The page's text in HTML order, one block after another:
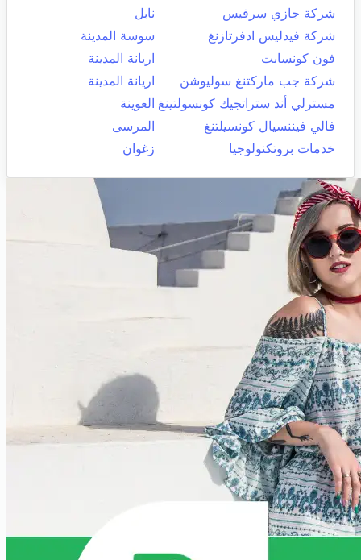
شركة جازي سرفيس
نابل
شركة فيدليس ادفرتازنغ
سوسة المدينة
فون كونسابت
اريانة المدينة
شركة جب ماركتنغ سوليوشن
اريانة المدينة
مسترلي أند ستراتجيك كونسولتينغ العوينة
فالي فيننسيال كونسيلتنغ
المرسى
خدمات بروتكنولوجيا
زغوان